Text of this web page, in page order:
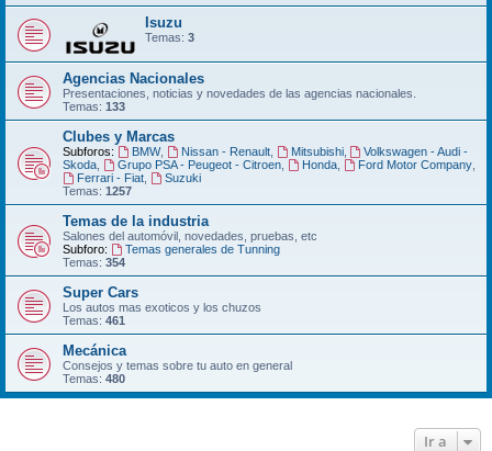
Isuzu
Temas: 3
Agencias Nacionales
Presentaciones, noticias y novedades de las agencias nacionales.
Temas: 133
Clubes y Marcas
Subforos: BMW, Nissan - Renault, Mitsubishi,
Volkswagen - Audi -
Skoda
Grupo PSA - Peugeot - Citroen, Honda, Ford Motor Company,
Ferrari - Fiat,
Suzuki
Temas: 1257
Temas de la industria
Salones del automóvil, novedades, pruebas, etc
Subforo:
Temas generales de Tunning
Temas: 354
Super Cars
Los autos mas exoticos y los chuzos
Temas: 461
Mecánica
Consejos y temas sobre tu auto en general
Temas: 480
Ir a